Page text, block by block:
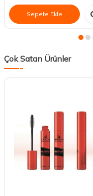
Sepete Ekle
Çok Satan Ürünler